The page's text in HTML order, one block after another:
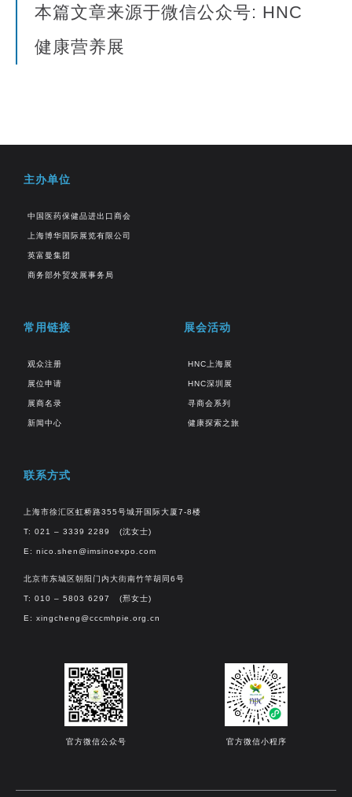
本篇文章来源于微信公众号: HNC
健康营养展
主办单位
中国医药保健品进出口商会
上海博华国际展览有限公司
英富曼集团
商务部外贸发展事务局
常用链接
观众注册
展位申请
展商名录
新闻中心
展会活动
HNC上海展
HNC深圳展
寻商会系列
健康探索之旅
联系方式
上海市徐汇区虹桥路355号城开国际大厦7-8楼
T: 021 – 3339 2289 (沈女士)
E: nico.shen@imsinoexpo.com
北京市东城区朝阳门内大街南竹竿胡同6号
T: 010 – 5803 6297 (邢女士)
E: xingcheng@cccmhpie.org.cn
官方微信公众号 官方微信小程序